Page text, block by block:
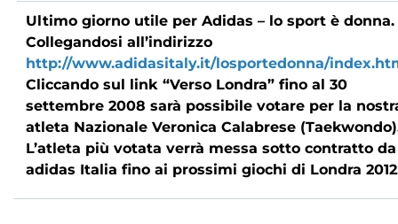
Cerca
Feed
Dove siamo
Federazione Trasparente
Fita HUB
Ultimo giorno utile per Adidas – lo sport è donna.
Collegandosi all’indirizzo
http://www.adidasitaly.it/losportedonna/
Cliccando sul link “Verso Londra” fino al 30
settembre 2008 sarà possibile votare per la
atleta Nazionale Veronica Calabrese
L’atleta più votata verrà messa sotto contratto da
adidas Italia fino ai prossimi giochi di Londra